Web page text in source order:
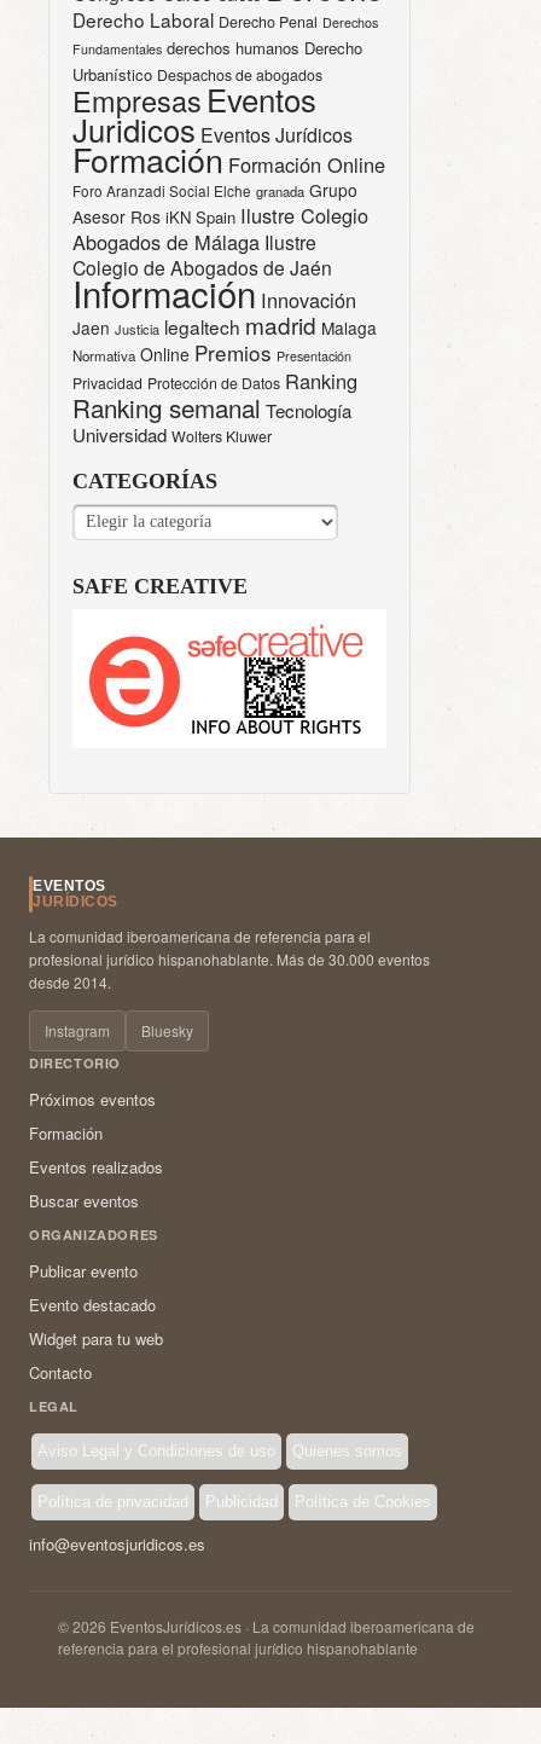
Derecho Laboral Derecho Penal Derechos
Fundamentales derechos humanos Derecho
Urbanístico Despachos de abogados
Empresas Eventos
Juridicos Eventos Jurídicos
Formación Formación Online
Foro Aranzadi Social Elche granada Grupo
Asesor Ros iKN Spain Ilustre Colegio
Abogados de Málaga Ilustre
Colegio de Abogados de Jaén
Información Innovación
Jaen Justicia legaltech madrid Malaga
Normativa Online Premios Presentación
Privacidad Protección de Datos Ranking
Ranking semanal Tecnología
Universidad Wolters Kluwer
CATEGORÍAS
CATEGORÍAS
SAFE CREATIVE
EVENTOS
JURÍDICOS
La comunidad iberoamericana de referencia para el
profesional jurídico hispanohablante. Más de 30.000 eventos
desde 2014.
Instagram Bluesky
DIRECTORIO
Próximos eventos
Formación
Eventos realizados
Buscar eventos
ORGANIZADORES
Publicar evento
Evento destacado
Widget para tu web
Contacto
LEGAL
Aviso Legal y Condiciones de uso Quienes somos
Política de privacidad Publicidad Política de Cookies
info@eventosjuridicos.es
© 2026 EventosJurídicos.es · La comunidad iberoamericana de
referencia para el profesional jurídico hispanohablante